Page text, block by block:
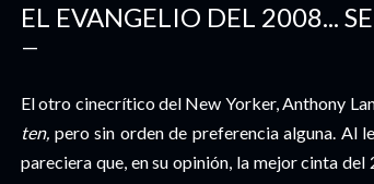
EL EVANGELIO DEL 2008...
El otro cinecrítico del New Yorker, Anthony
ten, pero sin orden de preferencia alguna. Al
pareciera que, en su opinión, la mejor cinta